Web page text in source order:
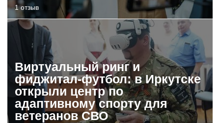
1 отзыв
Виртуальный ринг и
фиджитал-футбол: в Иркутске
открыли центр по
адаптивному спорту для
ветеранов СВО